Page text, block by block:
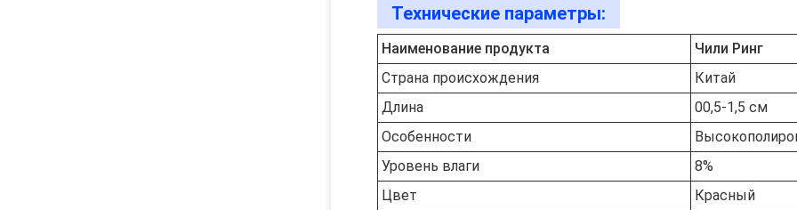
Технические параметры:
Наименование продукта
Чили Ринг
Страна происхождения
Китай
Длина
00,5-1,5 см
Особенности
Уровень влаги
8%
Цвет
Красный